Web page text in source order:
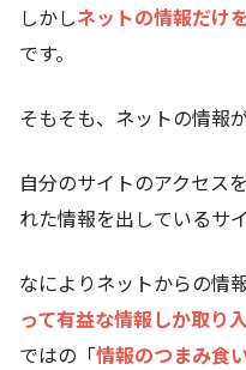
しかしネットの情報だけ
です。
そもそも、ネットの情報
自分のサイトのアクセス
れた情報を出しているサ
なによりネットからの情
って有益な情報しか取り
ではの「情報のつまみ食